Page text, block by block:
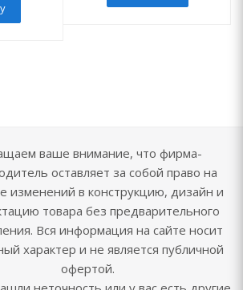
ваше внимание, что фирма-
оставляет за собой право на
изменений в конструкцию, дизайн и
товара без предварительного
Вся информация на сайте носит
характер и не является публичной
офертой.